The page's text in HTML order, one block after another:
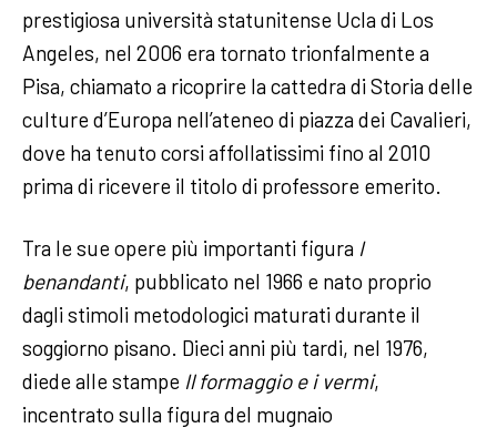
prestigiosa università statunitense Ucla di Los
Angeles, nel 2006 era tornato trionfalmente a
Pisa, chiamato a ricoprire la cattedra di Storia delle
culture d’Europa nell’ateneo di piazza dei Cavalieri,
dove ha tenuto corsi affollatissimi fino al 2010
prima di ricevere il titolo di professore emerito.
Tra le sue opere più importanti figura I
benandanti, pubblicato nel 1966 e nato proprio
dagli stimoli metodologici maturati durante il
soggiorno pisano. Dieci anni più tardi, nel 1976,
diede alle stampe Il formaggio e i vermi,
incentrato sulla figura del mugnaio